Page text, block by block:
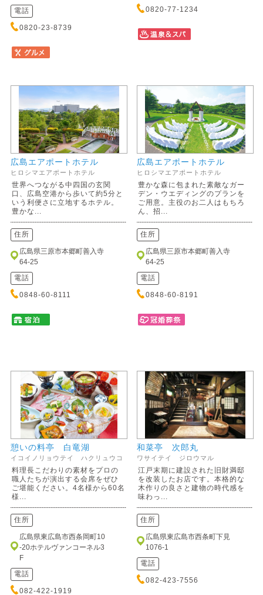
電話
0820-23-8739
0820-77-1234
広島エアポートホテル
ヒロシマエアポートホテル
世界へつながる中四国の玄関
口、広島空港から歩いて約5分と
いう利便さに立地するホテル。
豊かな...
住所
広島県三原市本郷町善入寺
64-25
電話
0848-60-8111
広島エアポートホテル
ヒロシマエアポートホテル
豊かな森に包まれた素敵なガー
デン・ウエディングのプランを
ご用意。主役のお二人はもちろ
ん、招...
住所
広島県三原市本郷町善入寺
64-25
電話
0848-60-8191
憩いの料亭 白竜湖
イコイノリョウテイ ハクリュウコ
料理長こだわりの素材をプロの
職人たちが演出する会席をぜひ
ご堪能ください。4名様から60名
様...
住所
広島県東広島市西条岡町10
-20ホテルヴァンコーネル3
F
電話
082-422-1919
和菜亭 次郎丸
ワサイテイ ジロウマル
江戸末期に建設された旧財満邸
を改装したお店です。本格的な
木作りの良さと建物の時代感を
味わっ...
住所
広島県東広島市西条町下見
1076-1
電話
082-423-7556